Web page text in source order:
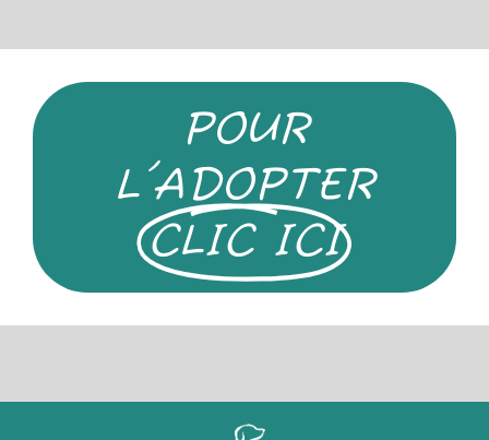
POUR
L'ADOPTER
CLIC ICI